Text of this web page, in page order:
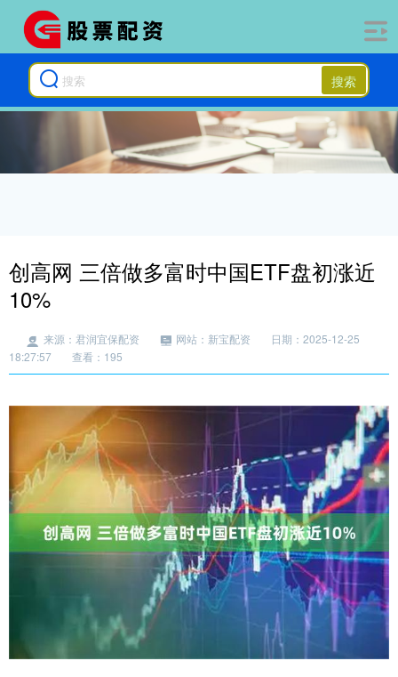
搜索
创高网 三倍做多富时中国ETF盘初涨近
10%
来源：君润宜保配资 网站：新宝配资
日期：2025-12-25
18:27:57
查看：195